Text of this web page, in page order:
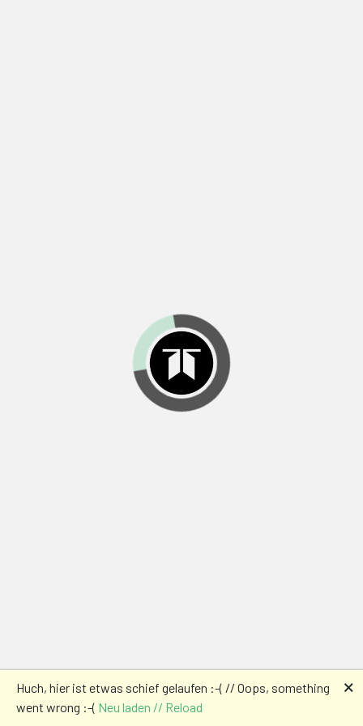
Huch, hier ist etwas schief gelaufen :-( // Oops, something
went wrong :-( Neu laden // Reload
🗙